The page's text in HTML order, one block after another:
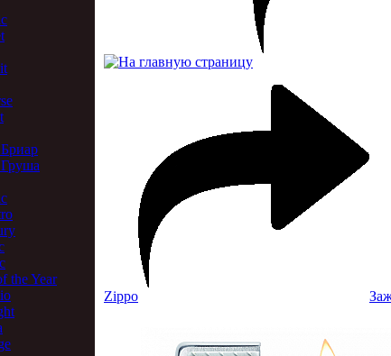
the Year
Zippo